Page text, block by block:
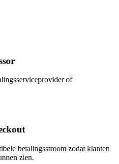
of
betalingsstroom zodat klanten
zien.